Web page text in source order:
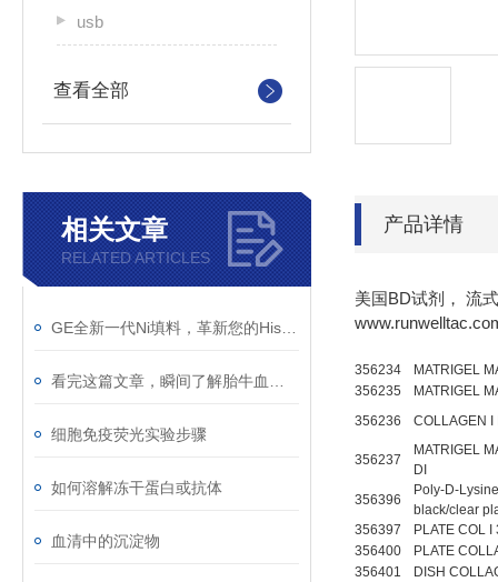
usb
查看全部
相关文章
RELATED ARTICLES
细胞免疫荧光实验步骤
如何溶解冻干蛋白或抗体
血清中的沉淀物
产品详情
美国BD试剂， 流
356234
MATRIGEL
356235
MATRIGEL
356236
COLLAGEN I
356237
MATRIGEL
DI
356396
Poly-D-
black/clear
356397
PLATE COL
356400
PLATE
356401
DISH